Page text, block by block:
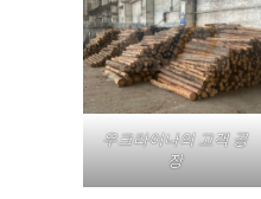
우크라이나의 고객 공
장